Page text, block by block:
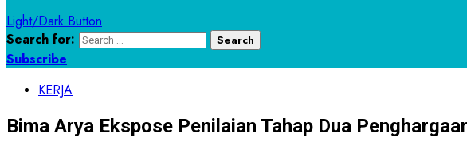
Light/Dark Button
Search for:
Subscribe
KERJA
Bima Arya Ekspose Penilaian Tahap Dua